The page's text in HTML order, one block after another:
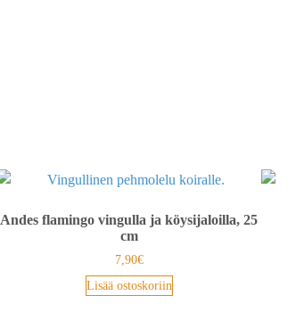
Andes flamingo vingulla ja köysijaloilla, 25
cm
7,90€
Lisää ostoskoriin